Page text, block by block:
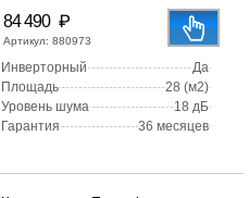
84 490 ₽
Артикул: 880973
Инверторный
Да
Площадь
28 (м2)
Уровень шума
18 дБ
Гарантия
36 месяцев